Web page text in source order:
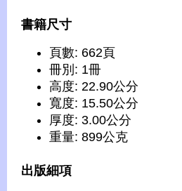
書籍尺寸
頁數: 662頁
冊別: 1冊
高度: 22.90公分
寬度: 15.50公分
厚度: 3.00公分
重量: 899公克
出版細項